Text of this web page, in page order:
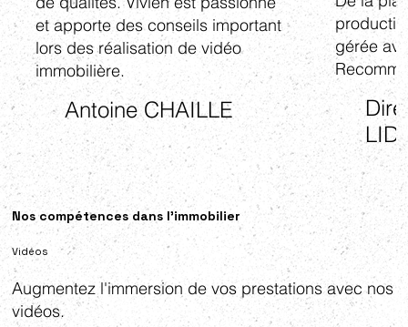
Nos compétences dans l'immobilier
Augmentez l'immersion de vos prestations avec nos
vidéos.
Vidéos
et apporte des conseils important
lors des réalisation de vidéo
immobilière.
Antoine CHAILLE
gérée